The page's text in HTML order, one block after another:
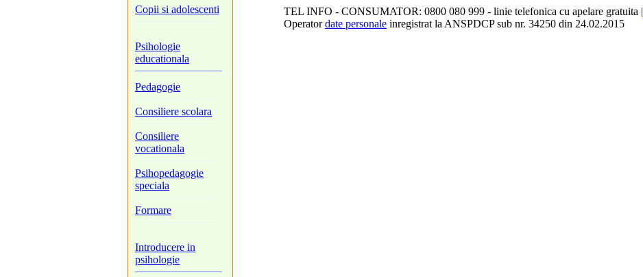
Copii si adolescenti
Psihologie
educationala
Pedagogie
Consiliere scolara
Consiliere
vocationala
Psihopedagogie
speciala
Formare
Introducere in
psihologie
TEL INFO - CONSUMATOR: 0800 080 999 - linie telefonica cu apelare gratuita |
Operatordate personale inregistrat la ANSPDCP sub nr. 34250 din 24.02.2015